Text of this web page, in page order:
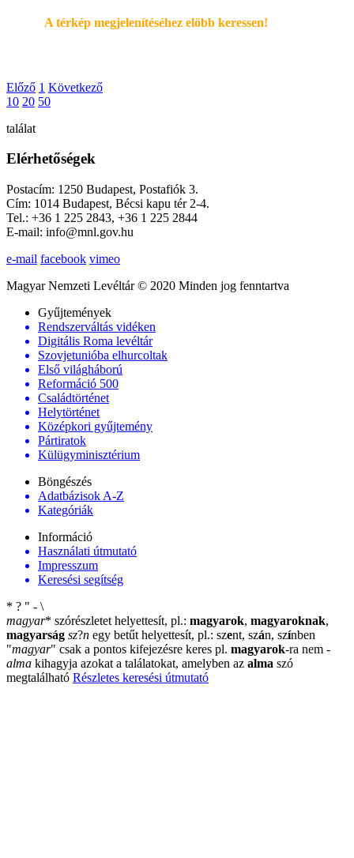
A térkép megjelenítéséhez elöbb keressen!
Előző 1 Következő
10 20 50
találat
Elérhetőségek
Postacím: 1250 Budapest, Postafiók 3.
Cím: 1014 Budapest, Bécsi kapu tér 2-4.
Tel.: +36 1 225 2843, +36 1 225 2844
E-mail: info@mnl.gov.hu
e-mail facebook vimeo
Magyar Nemzeti Levéltár © 2020 Minden jog fenntartva
Gyűjtemények
Rendszerváltás vidéken
Digitális Roma levéltár
Szovjetunióba elhurcoltak
Első világháború
Reformáció 500
Családtörténet
Helytörténet
Középkori gyűjtemény
Pártiratok
Külügyminisztérium
Böngészés
Adatbázisok A-Z
Kategóriák
Információ
Használati útmutató
Impresszum
Keresési segítség
* ? " - \
magyar* szórészletet helyettesít, pl.: magyarok, magyaroknak,
magyarság sz?n egy betűt helyettesít, pl.: szent, szán, színben
"magyar" csak a pontos kifejezésre keres pl. magyarok-ra nem -
alma kihagyja azokat a találatokat, amelyben az alma szó
megtalálható Részletes keresési útmutató